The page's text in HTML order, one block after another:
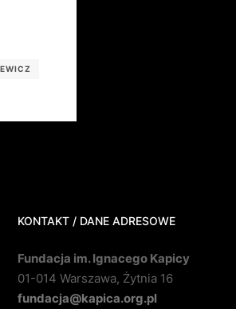
KONTAKT / DANE ADRESOWE
Fundacja im. Ignacego Kapicy
01-014 Warszawa, Żytnia 16
fundacja@kapica.org.pl